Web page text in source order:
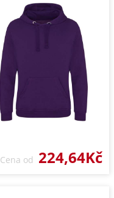
Cena od 224,64Kč